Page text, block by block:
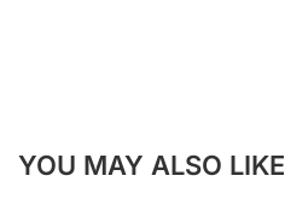
YOU MAY ALSO LIKE